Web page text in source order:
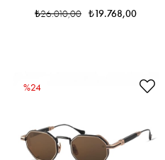
₺19.768,00
₺26.010,00
%24